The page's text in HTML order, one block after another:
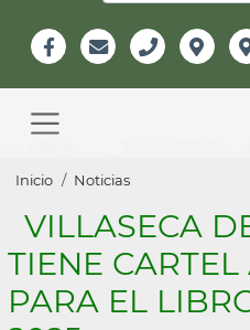
Información
Header
navigation
Sobrescribir
enlaces
de
ayuda
Inicio Noticias
VILLASECA
TIENE
PARA EL